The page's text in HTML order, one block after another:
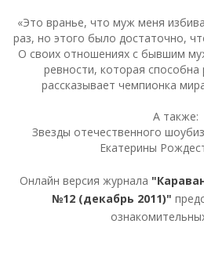
«Это вранье, что муж меня
раз, но этого было достаточно,
О своих отношениях с бывшим
ревности, которая
рассказывает чемпионка
А также:
Звезды отечественного
Екатерины
Онлайн версия журнала
№12 (декабрь 2011)"